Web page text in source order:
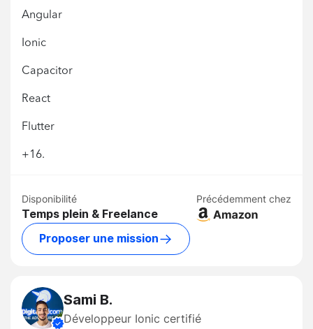
Angular
Ionic
Capacitor
React
Flutter
+16.
Disponibilité
Temps plein & Freelance
Précédemment chez
Proposer une mission
Sami B.
Développeur Ionic certifié